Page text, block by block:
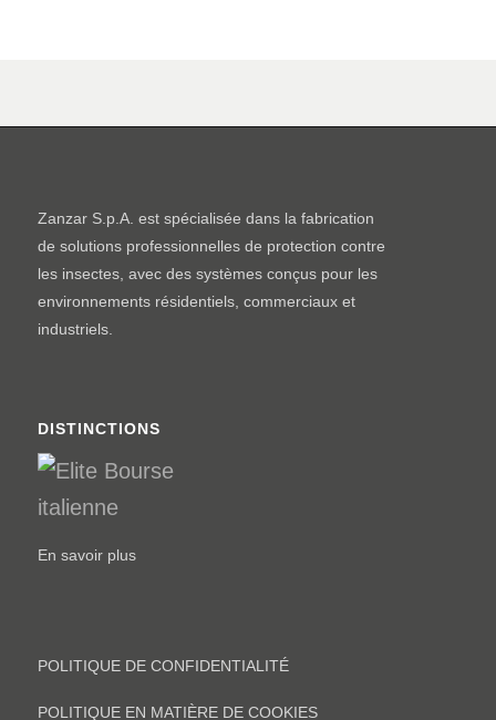
Zanzar S.p.A. est spécialisée dans la fabrication
de solutions professionnelles de protection contre
les insectes, avec des systèmes conçus pour les
environnements résidentiels, commerciaux et
industriels.
DISTINCTIONS
En savoir plus
POLITIQUE DE CONFIDENTIALITÉ
POLITIQUE EN MATIÈRE DE COOKIES